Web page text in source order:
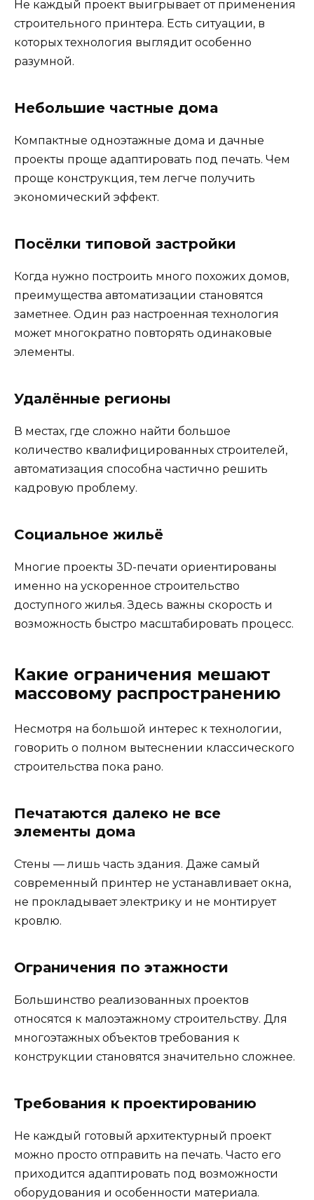
Не каждый проект выигрывает от применения
строительного принтера. Есть ситуации, в
которых технология выглядит особенно
разумной.
Небольшие частные дома
Компактные одноэтажные дома и дачные
проекты проще адаптировать под печать. Чем
проще конструкция, тем легче получить
экономический эффект.
Посёлки типовой застройки
Когда нужно построить много похожих домов,
преимущества автоматизации становятся
заметнее. Один раз настроенная технология
может многократно повторять одинаковые
элементы.
Удалённые регионы
В местах, где сложно найти большое
количество квалифицированных строителей,
автоматизация способна частично решить
кадровую проблему.
Социальное жильё
Многие проекты 3D-печати ориентированы
именно на ускоренное строительство
доступного жилья. Здесь важны скорость и
возможность быстро масштабировать процесс.
Какие ограничения мешают
массовому распространению
Несмотря на большой интерес к технологии,
говорить о полном вытеснении классического
строительства пока рано.
Печатаются далеко не все
элементы дома
Стены — лишь часть здания. Даже самый
современный принтер не устанавливает окна,
не прокладывает электрику и не монтирует
кровлю.
Ограничения по этажности
Большинство реализованных проектов
относятся к малоэтажному строительству. Для
многоэтажных объектов требования к
конструкции становятся значительно сложнее.
Требования к проектированию
Не каждый готовый архитектурный проект
можно просто отправить на печать. Часто его
приходится адаптировать под возможности
оборудования и особенности материала.